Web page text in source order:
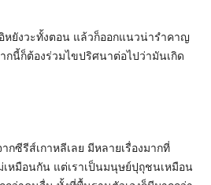
หยังวะทั้งตอน แล้วก็ออกแนวน่ารำคาญ
กนี้ก็ต้องร่วมไขปริศนาต่อไปว่ามันเกิด
ซีรีส์เกาหลีเลย มีหลายเรื่องมากที่
เหมือนกัน แต่เราเป็นมนุษย์ปุถุชนเหมือน